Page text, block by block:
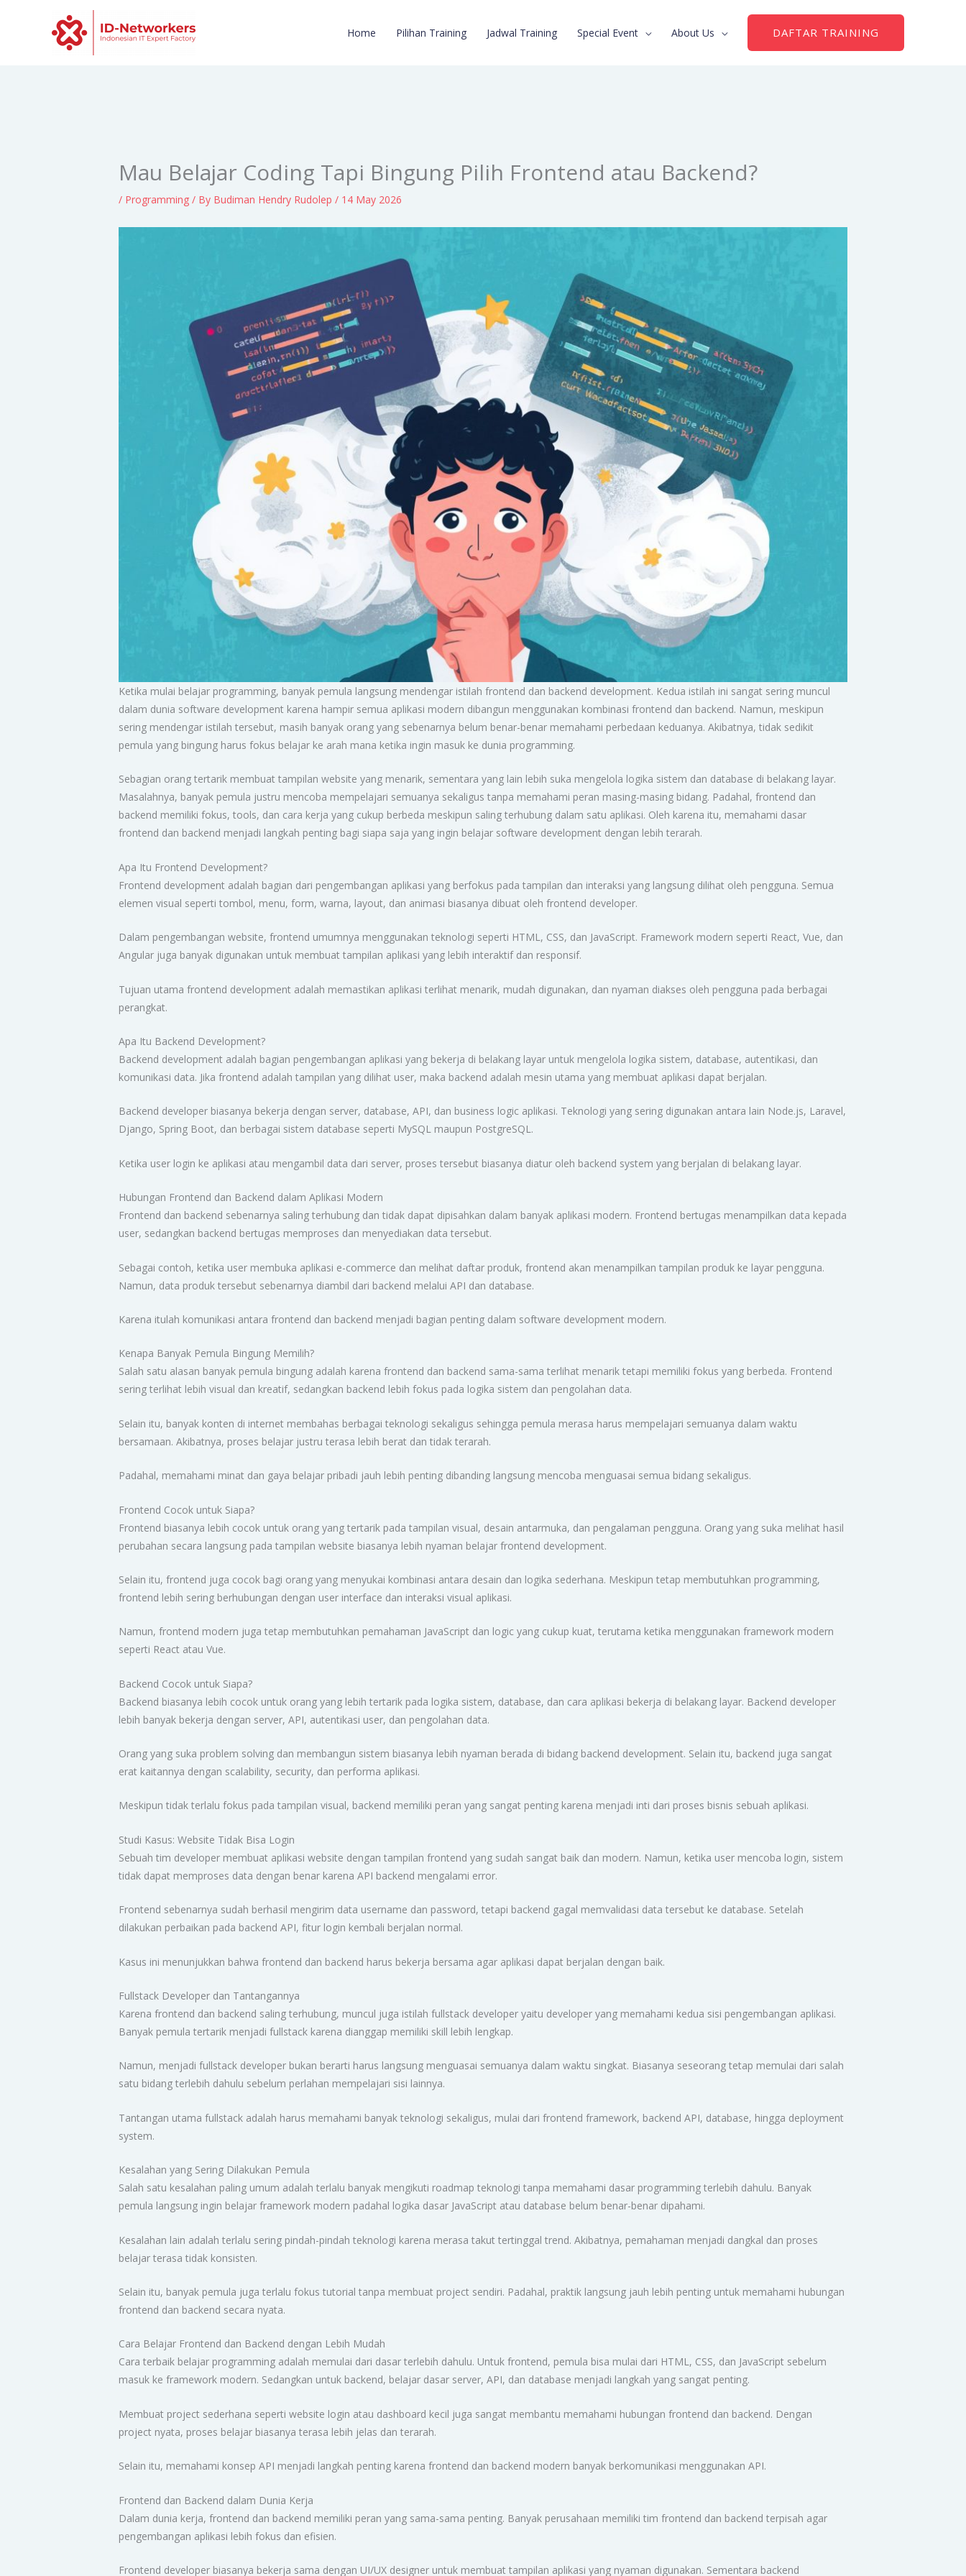
Home Pilihan Training Jadwal Training Special Event About Us DAFTAR TRAINING
Mau Belajar Coding Tapi Bingung Pilih Frontend atau Backend?
/ Programming / By Budiman Hendry Rudolep/ 14 May 2026
Ketika mulai belajar programming, banyak pemula langsung mendengar istilah frontend dan backend development. Kedua istilah ini sangat sering muncul
dalam dunia software development karena hampir semua aplikasi modern dibangun menggunakan kombinasi frontend dan backend. Namun, meskipun
sering mendengar istilah tersebut, masih banyak orang yang sebenarnya belum benar-benar memahami perbedaan keduanya. Akibatnya, tidak sedikit
pemula yang bingung harus fokus belajar ke arah mana ketika ingin masuk ke dunia programming.
Sebagian orang tertarik membuat tampilan website yang menarik, sementara yang lain lebih suka mengelola logika sistem dan database di belakang layar.
Masalahnya, banyak pemula justru mencoba mempelajari semuanya sekaligus tanpa memahami peran masing-masing bidang. Padahal, frontend dan
backend memiliki fokus, tools, dan cara kerja yang cukup berbeda meskipun saling terhubung dalam satu aplikasi. Oleh karena itu, memahami dasar
frontend dan backend menjadi langkah penting bagi siapa saja yang ingin belajar software development dengan lebih terarah.
Apa Itu Frontend Development?
Frontend development adalah bagian dari pengembangan aplikasi yang berfokus pada tampilan dan interaksi yang langsung dilihat oleh pengguna. Semua
elemen visual seperti tombol, menu, form, warna, layout, dan animasi biasanya dibuat oleh frontend developer.
Dalam pengembangan website, frontend umumnya menggunakan teknologi seperti HTML, CSS, dan JavaScript. Framework modern seperti React, Vue, dan
Angular juga banyak digunakan untuk membuat tampilan aplikasi yang lebih interaktif dan responsif.
Tujuan utama frontend development adalah memastikan aplikasi terlihat menarik, mudah digunakan, dan nyaman diakses oleh pengguna pada berbagai
perangkat.
Apa Itu Backend Development?
Backend development adalah bagian pengembangan aplikasi yang bekerja di belakang layar untuk mengelola logika sistem, database, autentikasi, dan
komunikasi data. Jika frontend adalah tampilan yang dilihat user, maka backend adalah mesin utama yang membuat aplikasi dapat berjalan.
Backend developer biasanya bekerja dengan server, database, API, dan business logic aplikasi. Teknologi yang sering digunakan antara lain Node.js, Laravel,
Django, Spring Boot, dan berbagai sistem database seperti MySQL maupun PostgreSQL.
Ketika user login ke aplikasi atau mengambil data dari server, proses tersebut biasanya diatur oleh backend system yang berjalan di belakang layar.
Hubungan Frontend dan Backend dalam Aplikasi Modern
Frontend dan backend sebenarnya saling terhubung dan tidak dapat dipisahkan dalam banyak aplikasi modern. Frontend bertugas menampilkan data kepada
user, sedangkan backend bertugas memproses dan menyediakan data tersebut.
Sebagai contoh, ketika user membuka aplikasi e-commerce dan melihat daftar produk, frontend akan menampilkan tampilan produk ke layar pengguna.
Namun, data produk tersebut sebenarnya diambil dari backend melalui API dan database.
Karena itulah komunikasi antara frontend dan backend menjadi bagian penting dalam software development modern.
Kenapa Banyak Pemula Bingung Memilih?
Salah satu alasan banyak pemula bingung adalah karena frontend dan backend sama-sama terlihat menarik tetapi memiliki fokus yang berbeda. Frontend
sering terlihat lebih visual dan kreatif, sedangkan backend lebih fokus pada logika sistem dan pengolahan data.
Selain itu, banyak konten di internet membahas berbagai teknologi sekaligus sehingga pemula merasa harus mempelajari semuanya dalam waktu
bersamaan. Akibatnya, proses belajar justru terasa lebih berat dan tidak terarah.
Padahal, memahami minat dan gaya belajar pribadi jauh lebih penting dibanding langsung mencoba menguasai semua bidang sekaligus.
Frontend Cocok untuk Siapa?
Frontend biasanya lebih cocok untuk orang yang tertarik pada tampilan visual, desain antarmuka, dan pengalaman pengguna. Orang yang suka melihat hasil
perubahan secara langsung pada tampilan website biasanya lebih nyaman belajar frontend development.
Selain itu, frontend juga cocok bagi orang yang menyukai kombinasi antara desain dan logika sederhana. Meskipun tetap membutuhkan programming,
frontend lebih sering berhubungan dengan user interface dan interaksi visual aplikasi.
Namun, frontend modern juga tetap membutuhkan pemahaman JavaScript dan logic yang cukup kuat, terutama ketika menggunakan framework modern
seperti React atau Vue.
Backend Cocok untuk Siapa?
Backend biasanya lebih cocok untuk orang yang lebih tertarik pada logika sistem, database, dan cara aplikasi bekerja di belakang layar. Backend developer
lebih banyak bekerja dengan server, API, autentikasi user, dan pengolahan data.
Orang yang suka problem solving dan membangun sistem biasanya lebih nyaman berada di bidang backend development. Selain itu, backend juga sangat
erat kaitannya dengan scalability, security, dan performa aplikasi.
Meskipun tidak terlalu fokus pada tampilan visual, backend memiliki peran yang sangat penting karena menjadi inti dari proses bisnis sebuah aplikasi.
Studi Kasus: Website Tidak Bisa Login
Sebuah tim developer membuat aplikasi website dengan tampilan frontend yang sudah sangat baik dan modern. Namun, ketika user mencoba login, sistem
tidak dapat memproses data dengan benar karena API backend mengalami error.
Frontend sebenarnya sudah berhasil mengirim data username dan password, tetapi backend gagal memvalidasi data tersebut ke database. Setelah
dilakukan perbaikan pada backend API, fitur login kembali berjalan normal.
Kasus ini menunjukkan bahwa frontend dan backend harus bekerja bersama agar aplikasi dapat berjalan dengan baik.
Fullstack Developer dan Tantangannya
Karena frontend dan backend saling terhubung, muncul juga istilah fullstack developer yaitu developer yang memahami kedua sisi pengembangan aplikasi.
Banyak pemula tertarik menjadi fullstack karena dianggap memiliki skill lebih lengkap.
Namun, menjadi fullstack developer bukan berarti harus langsung menguasai semuanya dalam waktu singkat. Biasanya seseorang tetap memulai dari salah
satu bidang terlebih dahulu sebelum perlahan mempelajari sisi lainnya.
Tantangan utama fullstack adalah harus memahami banyak teknologi sekaligus, mulai dari frontend framework, backend API, database, hingga deployment
system.
Kesalahan yang Sering Dilakukan Pemula
Salah satu kesalahan paling umum adalah terlalu banyak mengikuti roadmap teknologi tanpa memahami dasar programming terlebih dahulu. Banyak
pemula langsung ingin belajar framework modern padahal logika dasar JavaScript atau database belum benar-benar dipahami.
Kesalahan lain adalah terlalu sering pindah-pindah teknologi karena merasa takut tertinggal trend. Akibatnya, pemahaman menjadi dangkal dan proses
belajar terasa tidak konsisten.
Selain itu, banyak pemula juga terlalu fokus tutorial tanpa membuat project sendiri. Padahal, praktik langsung jauh lebih penting untuk memahami hubungan
frontend dan backend secara nyata.
Cara Belajar Frontend dan Backend dengan Lebih Mudah
Cara terbaik belajar programming adalah memulai dari dasar terlebih dahulu. Untuk frontend, pemula bisa mulai dari HTML, CSS, dan JavaScript sebelum
masuk ke framework modern. Sedangkan untuk backend, belajar dasar server, API, dan database menjadi langkah yang sangat penting.
Membuat project sederhana seperti website login atau dashboard kecil juga sangat membantu memahami hubungan frontend dan backend. Dengan
project nyata, proses belajar biasanya terasa lebih jelas dan terarah.
Selain itu, memahami konsep API menjadi langkah penting karena frontend dan backend modern banyak berkomunikasi menggunakan API.
Frontend dan Backend dalam Dunia Kerja
Dalam dunia kerja, frontend dan backend memiliki peran yang sama-sama penting. Banyak perusahaan memiliki tim frontend dan backend terpisah agar
pengembangan aplikasi lebih fokus dan efisien.
Frontend developer biasanya bekerja sama dengan UI/UX designer untuk membuat tampilan aplikasi yang nyaman digunakan. Sementara backend